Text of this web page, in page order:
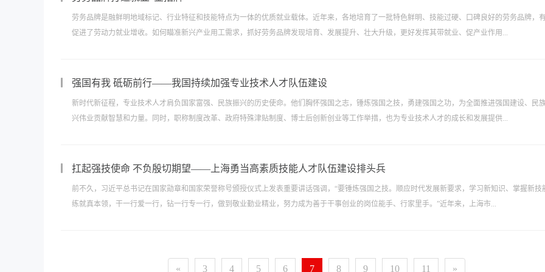
劳务品牌是融鲜明地域标记、行业特征和技能特点为一体的优质就业载体。近年来，各地培育了一批特色鲜明、技能过硬、口碑良好的劳务品牌，
促进了劳动力就业增收。如何瞄准新兴产业用工需求，抓好劳务品牌发现培育、发展提升、壮大升级，更好发挥其带就业、促产业作用...
强国有我 砥砺前行——我国持续加强专业技术人才队伍建设
新时代新征程，专业技术人才肩负国家富强、民族振兴的历史使命。他们胸怀强国之志，锤炼强国之技，勇建强国之功，为全面推进强国建设、民
兴伟业贡献智慧和力量。同时，职称制度改革、政府特殊津贴制度、博士后创新创业等工作举措，也为专业技术人才的成长和发展提供...
扛起强技使命 不负殷切期望——上海勇当高素质技能人才队伍建设排头兵
前不久，习近平总书记在国家勋章和国家荣誉称号颁授仪式上发表重要讲话强调，“要锤炼强国之技。顺应时代发展新要求，学习新知识、掌握新技
练就真本领，干一行爱一行，钻一行专一行，做到敬业勤业精业，努力成为善于干事创业的岗位能手、行家里手。”近年来，上海市...
« 3 4 5 6 7 8 9 10 11 »